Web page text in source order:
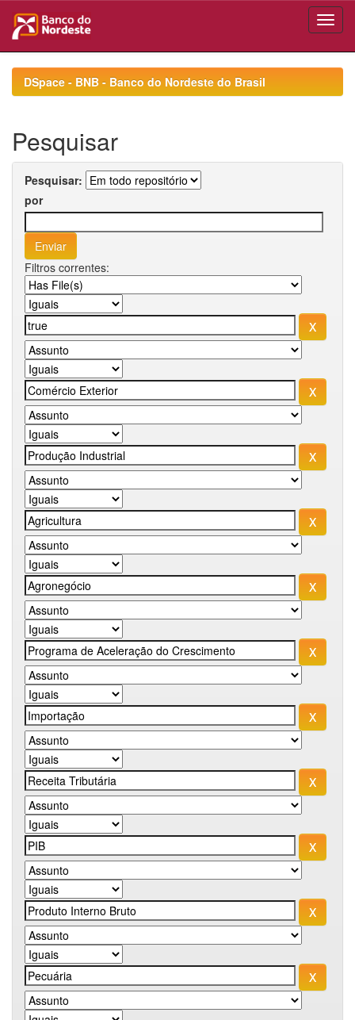
navigationDSpace - BNB - Banco do Nordeste do Brasil
Pesquisar
Pesquisar:
por
Filtros correntes: